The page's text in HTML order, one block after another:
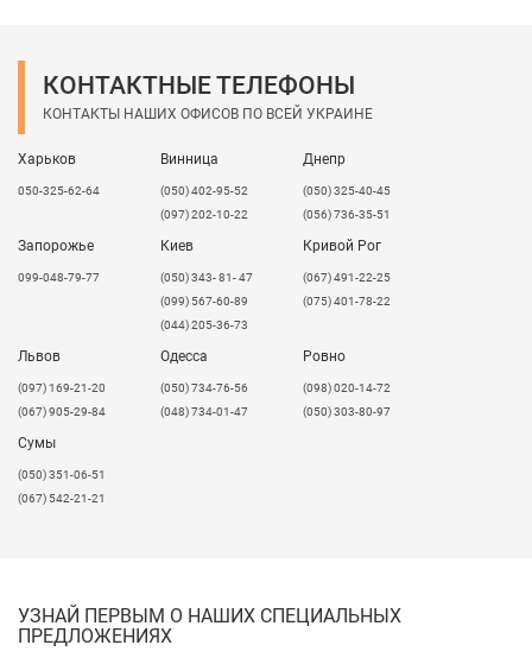
Вы можете спокойно отдыхать, зная, что вы выбрали
рабочую поверхность, которая прослужит очень
долго!
КОНТАКТНЫЕ ТЕЛЕФОНЫ
КОНТАКТЫ НАШИХ ОФИСОВ ПО ВСЕЙ УКРАИНЕ
Харьков
050-325-62-64
Винница
(050) 402-95-52
(097) 202-10-22
Днепр
(050) 325-40-45
(056) 736-35-51
Запорожье
099-048-79-77
Киев
(050) 343- 81- 47
(099) 567-60-89
(044) 205-36-73
Кривой Рог
(067) 491-22-25
(075) 401-78-22
Львов
​(097) 169-21-20
(067) 905-29-84
Одесса
(050) 734-76-56
(048) 734-01-47
Ровно
(098) 020-14-72
(050) 303-80-97
Сумы
(050) 351-06-51
(067) 542-21-21
УЗНАЙ ПЕРВЫМ О НАШИХ СПЕЦИАЛЬНЫХ
ПРЕДЛОЖЕНИЯХ